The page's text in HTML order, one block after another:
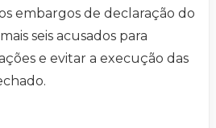
embargos de declaração do
seis acusados para
e evitar a execução das